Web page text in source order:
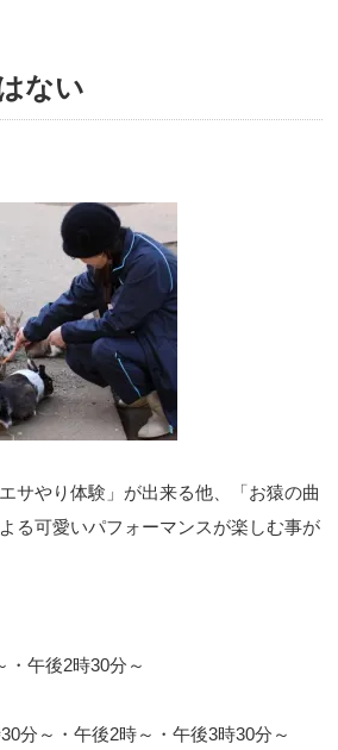
ない
サやり体験」が出来る他、「お猿の曲
る可愛いパフォーマンスが楽しむ事が
・午後2時30分～
分～・午後2時～・午後3時30分～